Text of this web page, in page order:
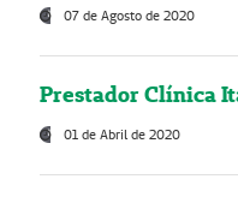
07 de Agosto de 2020
Prestador Clínica
01 de Abril de 2020